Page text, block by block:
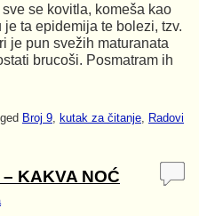
se kovitla, komeša kao
ta epidemija te bolezi, tzv.
je pun svežih maturanata
brucoši. Posmatram ih
Broj 9 kutak za čitanje
Radovi
KAKVA NOĆ